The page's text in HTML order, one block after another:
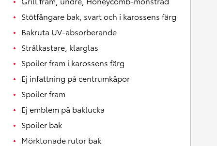
Stötfångare bak, svart och i karossens färg
Bakruta UV-absorberande
Strålkastare, klarglas
Spoiler fram i karossens färg
Ej infattning på centrumkåpor
Spoiler fram
Ej emblem på baklucka
Spoiler bak
Mörktonade rutor bak